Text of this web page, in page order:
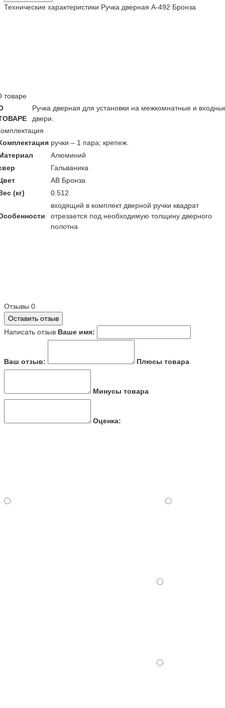
Технические характеристики Ручка дверная A-492 Бронза
товаре
Ручка дверная для установки на межкомнатные и
двери.
ручки – 1 пара; крепеж.
Алюминий
Гальваника
AB Бронза
(кг)
0.512
входящий в комплект дверной ручки квадрат
отрезается под необходимую толщину дверного
полотна
Отзывы 0
Оставить отзыв
Написать отзыв Ваше имя:
Ваш отзыв: Плюсы товара
Минусы товара
Оценка: